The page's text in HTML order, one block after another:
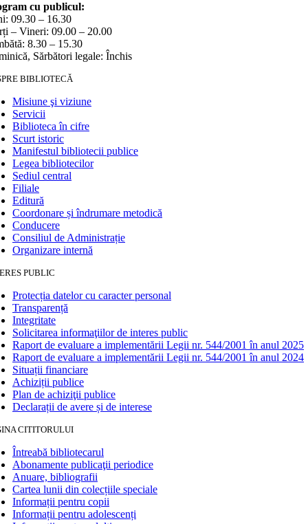
cu publicul:
09.30 – 16.30
– Vineri: 09.00 – 20.00
8.30 – 15.30
Sărbători legale: Închis
BIBLIOTECĂ
Misiune şi viziune
Servicii
Biblioteca în cifre
Scurt istoric
Manifestul bibliotecii publice
Legea bibliotecilor
Sediul central
Filiale
Editură
Coordonare și îndrumare metodică
Conducere
Consiliul de Administrație
Organizare internă
PUBLIC
Protecția datelor cu caracter personal
Transparență
Integritate
Solicitarea informaţiilor de interes public
Raport de evaluare a implementării Legii nr. 544/2001 în anul 2025
Raport de evaluare a implementării Legii nr. 544/2001 în anul 2024
Situații financiare
Achiziții publice
Plan de achiziţii publice
Declarații de avere și de interese
CITITORULUI
Întreabă bibliotecarul
Abonamente publicaţii periodice
Anuare, bibliografii
Cartea lunii din colecțiile speciale
Informații pentru copii
Informații pentru adolescenți